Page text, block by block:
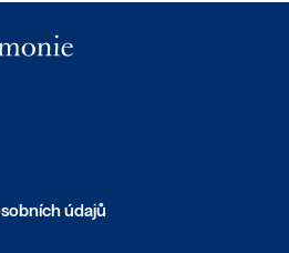
údajů